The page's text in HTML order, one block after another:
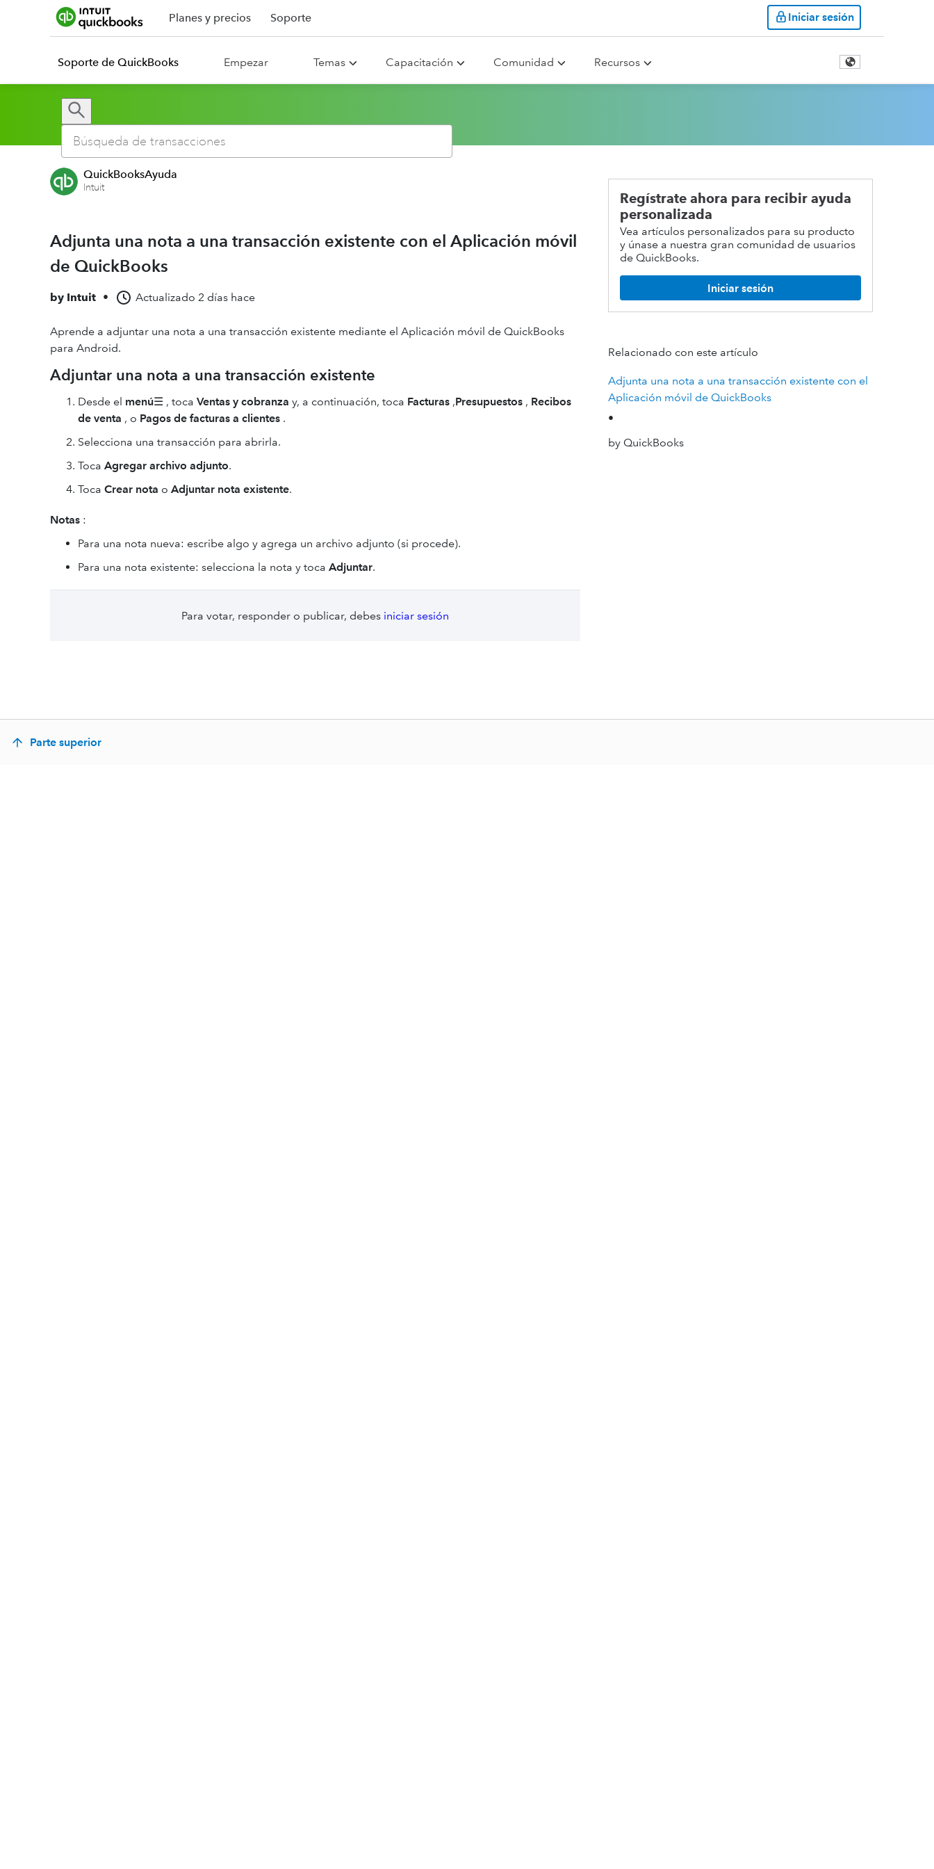
Planes y precios Soporte Iniciar sesión
Soporte de QuickBooks Empezar Temas Capacitación Comunidad Recursos
QuickBooksAyuda
Intuit
Adjunta una nota a una transacción existente con el Aplicación móvil
de QuickBooks
by Intuit • Actualizado 2 días hace
Aprende a adjuntar una nota a una transacción existente mediante el Aplicación móvil de QuickBooks
para Android.
Adjuntar una nota a una transacción existente
Desde el menú☰ , toca Ventas y cobranza y, a continuación, toca Facturas ,Presupuestos , Recibos
de venta , o Pagos de facturas a clientes .
Selecciona una transacción para abrirla.
Toca Agregar archivo adjunto.
Toca Crear nota o Adjuntar nota existente.
Notas :
Para una nota nueva: escribe algo y agrega un archivo adjunto (si procede).
Para una nota existente: selecciona la nota y toca Adjuntar.
Para votar, responder o publicar, debes iniciar sesión
Regístrate ahora para recibir ayuda
personalizada
Vea artículos personalizados para su producto
y únase a nuestra gran comunidad de usuarios
de QuickBooks.
Iniciar sesión
Relacionado con este artículo
Adjunta una nota a una transacción existente con el
Aplicación móvil de QuickBooks
•
by QuickBooks
Parte superior